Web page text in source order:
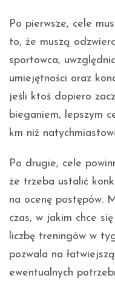
Po pierwsze, cele
to, że muszą
sportowca,
umiejętności oraz
jeśli ktoś dopiero
bieganiem, lepszym
km niż
Po drugie, cele
że trzeba ustalić
na ocenę postępów.
czas, w jakim chce
liczbę treningów w
pozwala na
ewentualnych